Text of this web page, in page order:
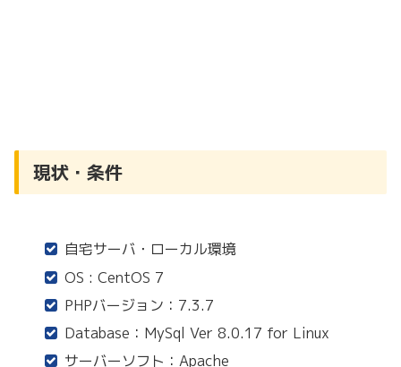
現状・条件
自宅サーバ・ローカル環境
OS : CentOS 7
PHPバージョン：7.3.7
Database：MySql Ver 8.0.17 for Linux
サーバーソフト：Apache